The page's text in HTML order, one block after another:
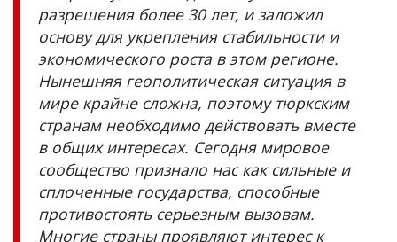
разрешения более 30 лет, и заложил
основу для укрепления стабильности и
экономического роста в этом регионе.
Нынешняя геополитическая ситуация в
мире крайне сложна, поэтому тюркским
странам необходимо действовать вместе
в общих интересах. Сегодня мировое
сообщество признало нас как сильные и
сплоченные государства, способные
противостоять серьезным вызовам.
Многие страны проявляют интерес к